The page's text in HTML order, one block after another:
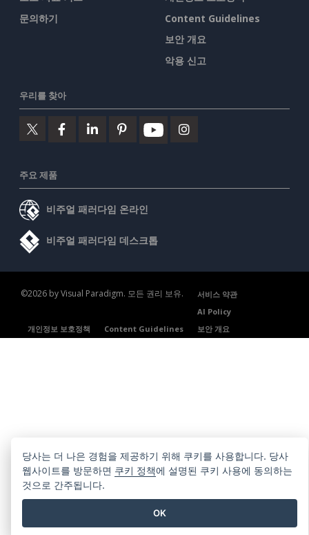
문의하기
Content Guidelines
보안 개요
악용 신고
우리를 찾아
주요 제품
비주얼 패러다임 온라인
비주얼 패러다임 데스크톱
©2026 by Visual Paradigm. 모든 권리 보유.
서비스 약관
AI Policy
개인정보 보호정책
Content Guidelines 보안 개요
당사는 더 나은 경험을 제공하기 위해 쿠키를 사용합니다. 당사
웹사이트를 방문하면 쿠키 정책에 설명된 쿠키 사용에 동의하는
것으로 간주됩니다.
OK